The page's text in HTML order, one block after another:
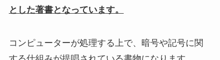
とした著書となっています。
コンピューターが処理する上で、暗号や記号に関